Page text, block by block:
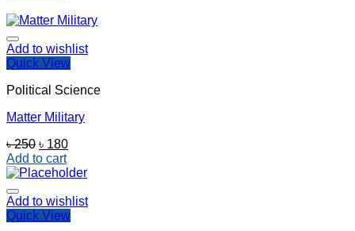
Add to wishlist
Quick View
Political Science
Matter Military
৳250 Original
price
was:
৳ 180Current
is:
Add to cart
Add to wishlist
Quick View